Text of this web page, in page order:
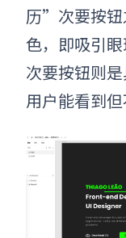
历”次要按钮
色，即吸引
次要按钮则
用户能看到但